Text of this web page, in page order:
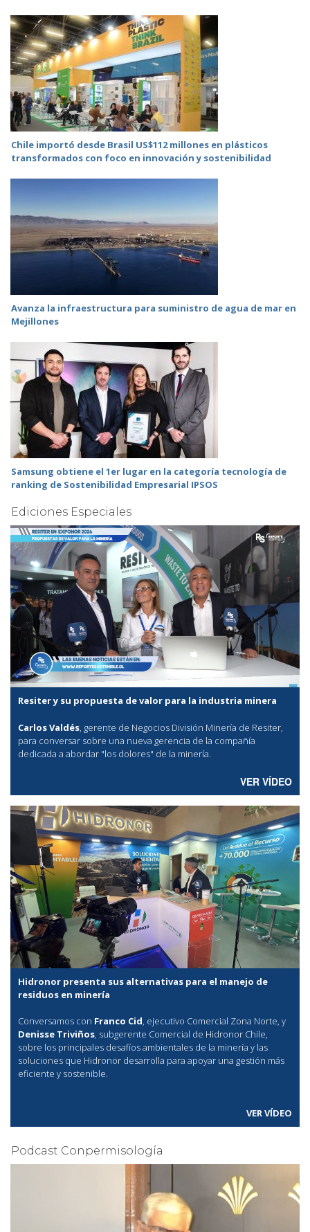
Chile importó desde Brasil US$112 millones en plásticos
transformados con foco en innovación y sostenibilidad
Avanza la infraestructura para suministro de agua de mar en
Mejillones
Samsung obtiene el 1er lugar en la categoría tecnología de
ranking de Sostenibilidad Empresarial IPSOS
Ediciones Especiales
Resiter y su propuesta de valor para la industria minera
Carlos Valdés, gerente de Negocios División Minería de Resiter,
para conversar sobre una nueva gerencia de la compañía
dedicada a abordar "los dolores" de la minería.
VER VÍDEO
Hidronor presenta sus alternativas para el manejo de
residuos en minería
Conversamos con Franco Cid, ejecutivo Comercial Zona Norte, y
Denisse Triviños, subgerente Comercial de Hidronor Chile,
sobre los principales desafíos ambientales de la minería y las
soluciones que Hidronor desarrolla para apoyar una gestión más
eficiente y sostenible.
VER VÍDEO
Podcast Conpermisología